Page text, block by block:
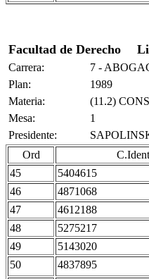
Facultad de Derecho
Carrera:
7 -
Plan:
1989
Materia:
(11.2)
Mesa:
1
Presidente:
Ord
C.Ident
45
5404615
46 4871068
47 4612188
48 5275217
49 5143020
50 4837895